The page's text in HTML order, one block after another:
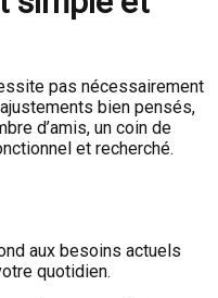
pas nécessairement
bien pensés,
d’amis, un coin de
et recherché.
aux besoins actuels
quotidien.